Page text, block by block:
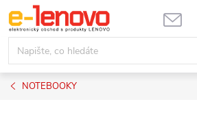
Přejít
na
obsah
NOTEBOOKY